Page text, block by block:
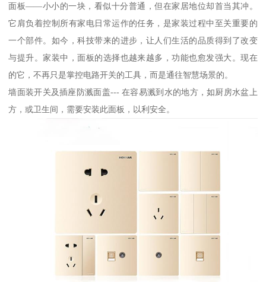
面板——小小的一块，看似十分普通，但在家居地位却首当其冲。
它肩负着控制所有家电日常运作的任务，是家装过程中至关重要的
一个部件。如今，科技带来的进步，让人们生活的品质得到了改变
与提升。家装中，面板的选择也越来越多，功能也愈发强大。现在
的它，不再只是掌控电路开关的工具，而是通往智慧场景的。
墙面装开关及插座防溅面盖--- 在容易溅到水的地方，如厨房水盆上
方，或卫生间，需要安装此面板，以利安全。